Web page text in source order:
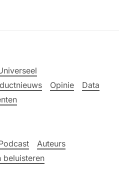
Opinie
Data
Auteurs
beluisteren